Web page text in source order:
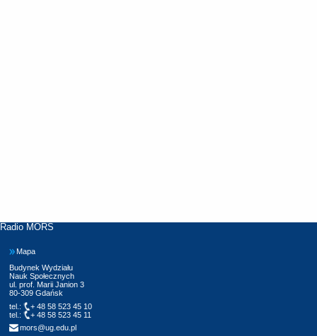
Radio MORS
Mapa
Budynek Wydziału
Nauk Społecznych
ul. prof. Marii Janion 3
80-309 Gdańsk
tel.:
+ 48 58 523 45 10
tel.:
+ 48 58 523 45 11
mors@ug.edu.pl